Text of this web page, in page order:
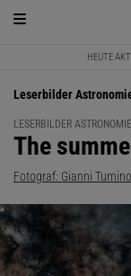
HEUTE
Leserbilder
LESERBILDER ASTRONOMIE
:
The
Fotograf: Gianni Tumino